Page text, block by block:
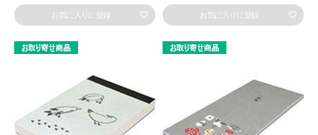
お気に入りに登録 お気に入りに登録